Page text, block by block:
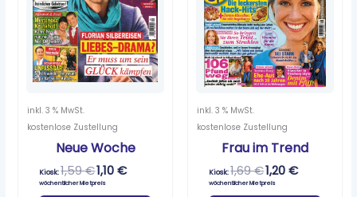
inkl. 3 % MwSt.
kostenlose Zustellung
Neue Woche
Kiosk:1,59€1,10€
wöchentlicher Mietpreis
inkl. 3 % MwSt.
kostenlose Zustellung
Frau im Trend
Kiosk:1,69€1,20€
wöchentlicher Mietpreis